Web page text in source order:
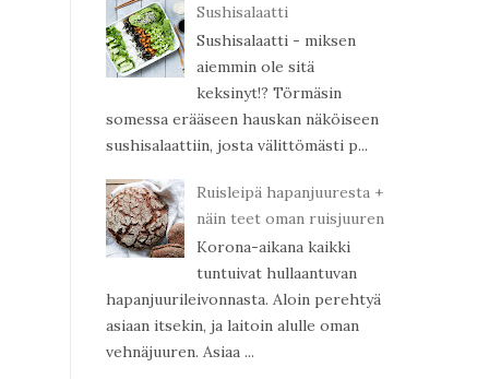
Sushisalaatti
Sushisalaatti - miksen
aiemmin ole sitä
keksinyt!? Törmäsin
somessa erääseen hauskan näköiseen
sushisalaattiin, josta välittömästi p...
Ruisleipä hapanjuuresta +
näin teet oman ruisjuuren
Korona-aikana kaikki
tuntuivat hullaantuvan
hapanjuurileivonnasta. Aloin perehtyä
asiaan itsekin, ja laitoin alulle oman
vehnäjuuren. Asiaa ...